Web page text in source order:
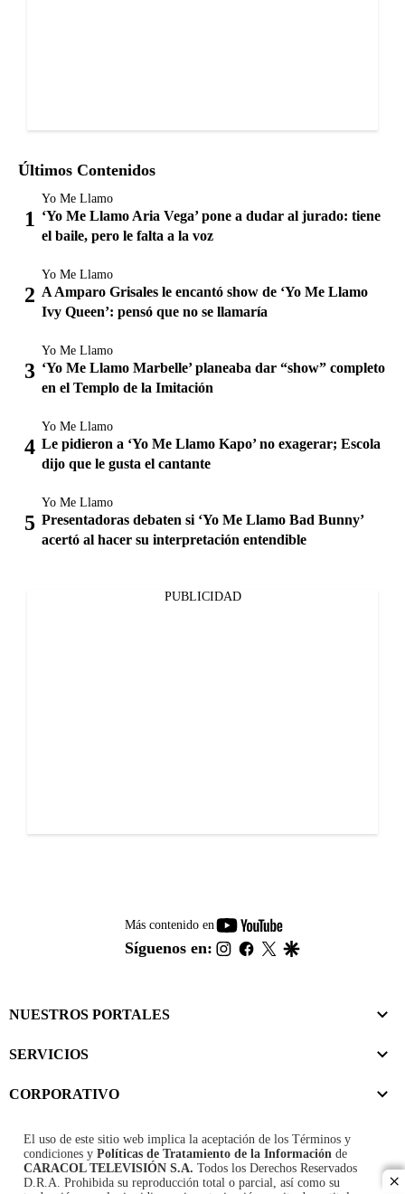
Últimos Contenidos
Yo Me Llamo
‘Yo Me Llamo Aria Vega’ pone a dudar al jurado: tiene
el baile, pero le falta a la voz
Yo Me Llamo
A Amparo Grisales le encantó show de ‘Yo Me Llamo
Ivy Queen’: pensó que no se llamaría
Yo Me Llamo
‘Yo Me Llamo Marbelle’ planeaba dar “show” completo
en el Templo de la Imitación
Yo Me Llamo
Le pidieron a ‘Yo Me Llamo Kapo’ no exagerar; Escola
dijo que le gusta el cantante
Yo Me Llamo
Presentadoras debaten si ‘Yo Me Llamo Bad Bunny’
acertó al hacer su interpretación entendible
PUBLICIDAD
Más contenido en
youtube-
footer
Síguenos en: instagram
facebook
twitter
NUESTROS PORTALES
SERVICIOS
CORPORATIVO
El uso de este sitio web implica la aceptación de los Términos y
condiciones y Políticas de Tratamiento de la Información de
CARACOL TELEVISIÓN S.A. Todos los Derechos Reservados
D.R.A. Prohibida su reproducción total o parcial, así como su